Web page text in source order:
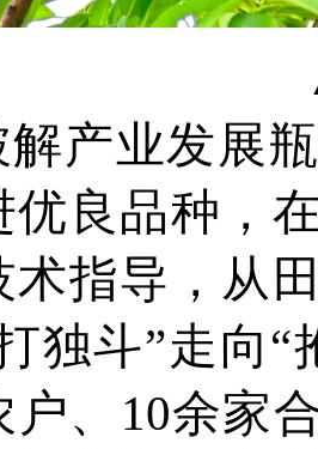
解产业发展
优良品种，
术指导，从
独斗”走向
户、10余家